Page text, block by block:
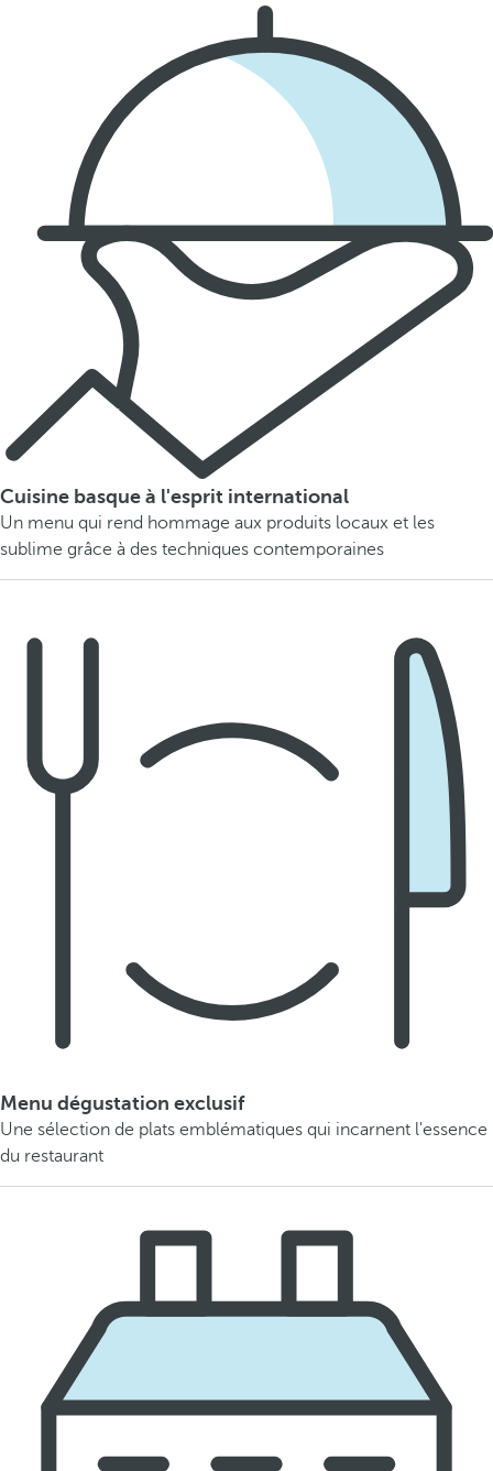
Cuisine basque à l'esprit international
Un menu qui rend hommage aux produits locaux et les
sublime grâce à des techniques contemporaines
Menu dégustation exclusif
Une sélection de plats emblématiques qui incarnent l'essence
du restaurant